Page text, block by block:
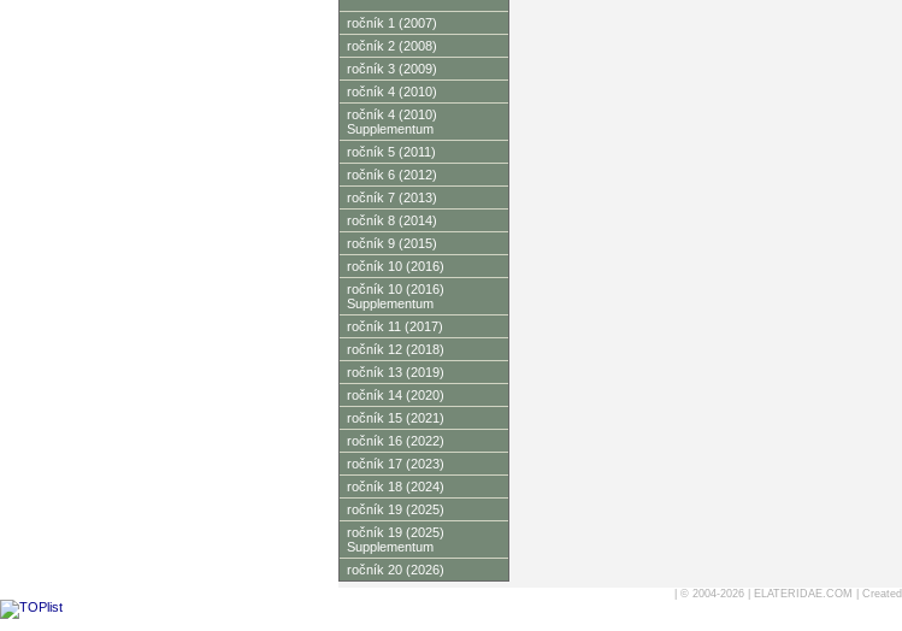
ročník 1 (2007)
ročník 2 (2008)
ročník 3 (2009)
ročník 4 (2010)
ročník 4 (2010)
Supplementum
ročník 5 (2011)
ročník 6 (2012)
ročník 7 (2013)
ročník 8 (2014)
ročník 9 (2015)
ročník 10 (2016)
ročník 10 (2016)
Supplementum
ročník 11 (2017)
ročník 12 (2018)
ročník 13 (2019)
ročník 14 (2020)
ročník 15 (2021)
ročník 16 (2022)
ročník 17 (2023)
ročník 18 (2024)
ročník 19 (2025)
ročník 19 (2025)
Supplementum
ročník 20 (2026)
| © 2004-2026 | ELATERIDAE.COM